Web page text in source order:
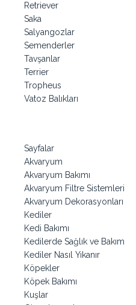
Retriever
Saka
Salyangozlar
Semenderler
Tavşanlar
Terrier
Tropheus
Vatoz Balıkları
Sayfalar
Akvaryum
Akvaryum Bakımı
Akvaryum Filtre Sistemleri
Akvaryum Dekorasyonları
Kediler
Kedi Bakımı
Kedilerde Sağlık ve Bakım
Kediler Nasıl Yıkanır
Köpekler
Köpek Bakımı
Kuşlar